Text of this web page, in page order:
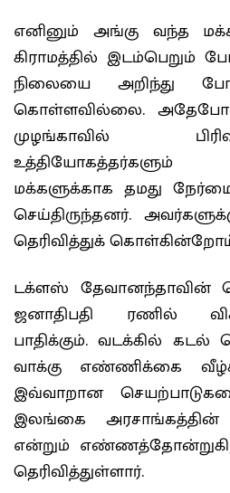
எனினும் அங்கு வந்த
கிராமத்தில் இடம்பெறும்
நிலையை அறிந்து
கொள்ளவில்லை.
முழங்காவில்
மக்களுக்காக தமது
செய்திருந்தனர்.
தெரிவித்துக்
டக்ளஸ் தேவானந்தாவின்
ஜனாதிபதி ரணில்
பாதிக்கும். வடக்கில்
வாக்கு எண்ணிக்கை
இவ்வாறான
இலங்கை அரசாங்கத்தின்
என்றும்
தெரிவித்துள்ளார்.